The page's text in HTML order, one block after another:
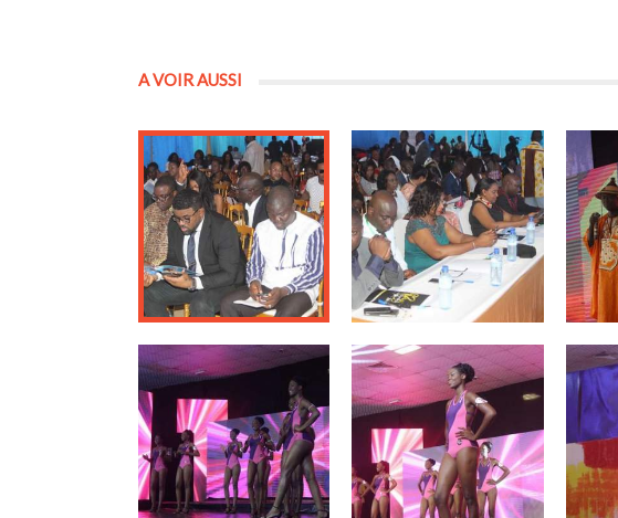
A VOIR AUSSI